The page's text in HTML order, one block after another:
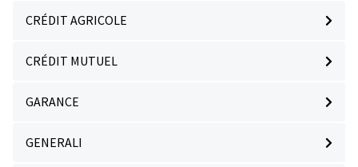
CRÉDIT AGRICOLE
CRÉDIT MUTUEL
GARANCE
GENERALI